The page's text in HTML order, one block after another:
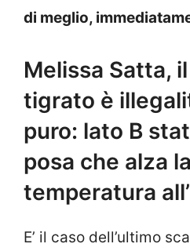
di meglio,
Melissa Satta,
tigrato è
puro: lato B
posa che alza la
temperatura
E’ il caso dell’ultimo